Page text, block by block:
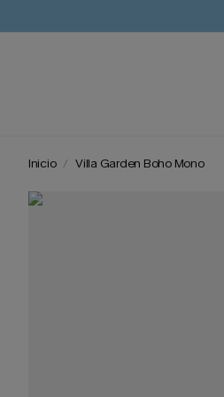
Inicio Villa Garden Boho Mono